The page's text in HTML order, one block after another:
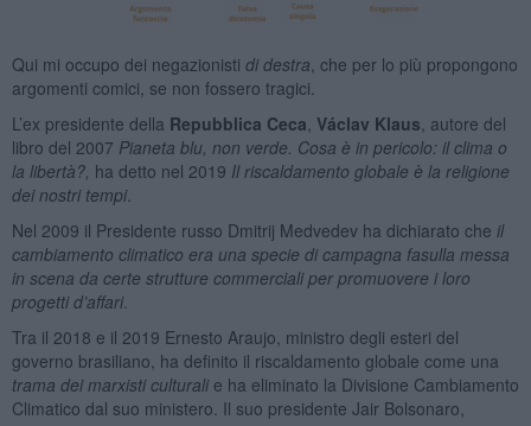
Qui mi occupo dei negazionisti di destra , che per lo più propongono
argomenti comici, se non fossero tragici.
L’ex presidente della Repubblica Ceca Václav Klaus , autore del
libro del 2007 Pianeta blu, non verde. Cosa è in pericolo: il clima o
la libertà?, ha detto nel 2019 Il riscaldamento globale è la religione
dei nostri tempi.
Nel 2009 il Presidente russo Dmitrij Medvedev ha dichiarato che il
cambiamento climatico era una specie di campagna fasulla messa
in scena da certe strutture commerciali per promuovere i loro
progetti d’affari.
Tra il 2018 e il 2019 Ernesto Araujo, ministro degli esteri del
governo brasiliano, ha definito il riscaldamento globale come una
trama dei marxisti culturalie ha eliminato la Divisione Cambiamento
Climatico dal suo ministero. Il suo presidente Jair Bolsonaro,